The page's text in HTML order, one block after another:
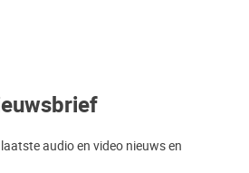
audio en video nieuws en